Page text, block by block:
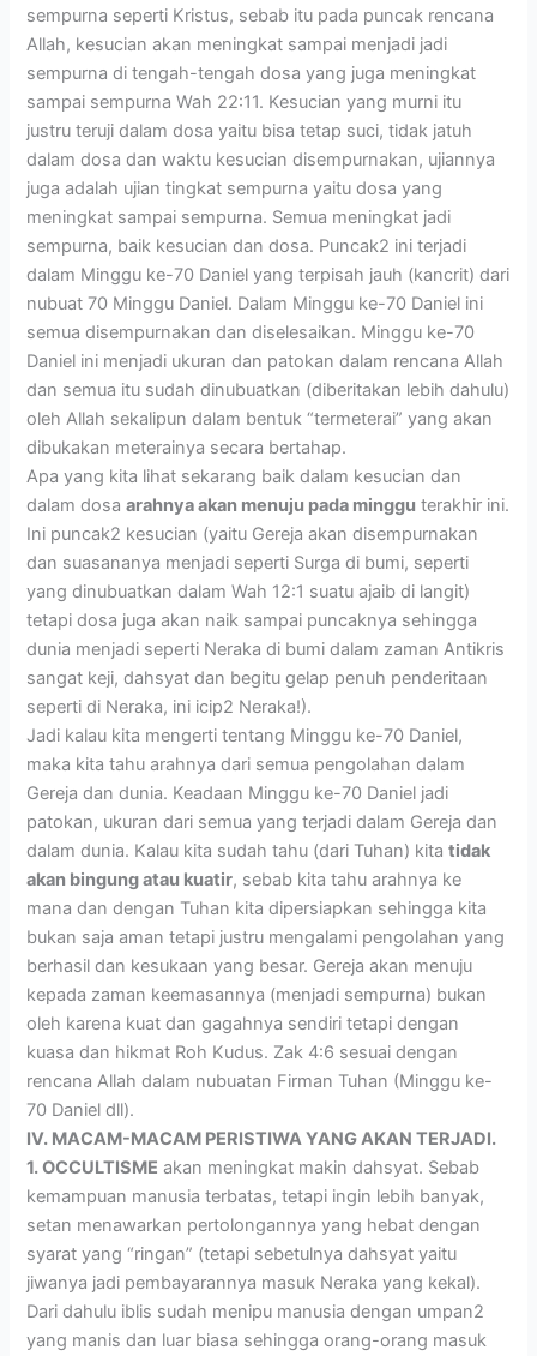
sempurna seperti Kristus, sebab itu pada puncak rencana
Allah, kesucian akan meningkat sampai menjadi jadi
sempurna di tengah-tengah dosa yang juga meningkat
sampai sempurna Wah 22:11. Kesucian yang murni itu
justru teruji dalam dosa yaitu bisa tetap suci, tidak jatuh
dalam dosa dan waktu kesucian disempurnakan, ujiannya
juga adalah ujian tingkat sempurna yaitu dosa yang
meningkat sampai sempurna. Semua meningkat jadi
sempurna, baik kesucian dan dosa. Puncak2 ini terjadi
dalam Minggu ke-70 Daniel yang terpisah jauh (kancrit) dari
nubuat 70 Minggu Daniel. Dalam Minggu ke-70 Daniel ini
semua disempurnakan dan diselesaikan. Minggu ke-70
Daniel ini menjadi ukuran dan patokan dalam rencana Allah
dan semua itu sudah dinubuatkan (diberitakan lebih dahulu)
oleh Allah sekalipun dalam bentuk “termeterai” yang akan
dibukakan meterainya secara bertahap.
Apa yang kita lihat sekarang baik dalam kesucian dan
dalam dosaarahnya akan menuju pada minggu terakhir ini.
Ini puncak2 kesucian (yaitu Gereja akan disempurnakan
dan suasananya menjadi seperti Surga di bumi, seperti
yang dinubuatkan dalam Wah 12:1 suatu ajaib di langit)
tetapi dosa juga akan naik sampai puncaknya sehingga
dunia menjadi seperti Neraka di bumi dalam zaman Antikris
sangat keji, dahsyat dan begitu gelap penuh penderitaan
seperti di Neraka, ini icip2 Neraka!).
Jadi kalau kita mengerti tentang Minggu ke-70 Daniel,
maka kita tahu arahnya dari semua pengolahan dalam
Gereja dan dunia. Keadaan Minggu ke-70 Daniel jadi
patokan, ukuran dari semua yang terjadi dalam Gereja dan
dalam dunia. Kalau kita sudah tahu (dari Tuhan) kitatidak
akan bingung atau kuatir, sebab kita tahu arahnya ke
mana dan dengan Tuhan kita dipersiapkan sehingga kita
bukan saja aman tetapi justru mengalami pengolahan yang
berhasil dan kesukaan yang besar. Gereja akan menuju
kepada zaman keemasannya (menjadi sempurna) bukan
oleh karena kuat dan gagahnya sendiri tetapi dengan
kuasa dan hikmat Roh Kudus. Zak 4:6 sesuai dengan
rencana Allah dalam nubuatan Firman Tuhan (Minggu ke-
70 Daniel dll).
IV. MACAM-MACAM PERISTIWA YANG AKAN TERJADI.
1. OCCULTISME akan meningkat makin dahsyat. Sebab
kemampuan manusia terbatas, tetapi ingin lebih banyak,
setan menawarkan pertolongannya yang hebat dengan
syarat yang “ringan” (tetapi sebetulnya dahsyat yaitu
jiwanya jadi pembayarannya masuk Neraka yang kekal).
Dari dahulu iblis sudah menipu manusia dengan umpan2
yang manis dan luar biasa sehingga orang-orang masuk